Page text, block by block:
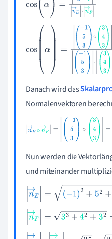
cos(α )= n→ E∘ n→Fn→E·
cos( )=- 3∘ 343-153·343
Danach wird das
Normalenvektoren
n→ ∘n → F= 1 3 ∘3 4 3=( -1 ·3
Nun werden die
und miteinander
n→E= -1 2+ 52+32= 1+25+ 9=
n→F= 33+ 42+3 2=9+16+ 9=34